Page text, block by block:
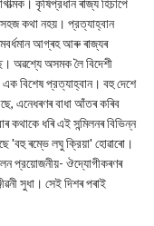
কৃষিপ্রধান ৰাজ্য হিচাপে
কথা নহয়। প্রত্যাহ্বান
আগ্ৰহ আৰু ৰাজ্যৰ
অৱশ্যে অসমক লৈ বিদেশী
বিশেষ প্রত্যাহ্বান। বহু দেশে
এনেধৰণৰ বাধা আঁতৰ কৰিব
কথাকে ধৰি এই সন্মিলনৰ বিভিন্ন
'বহু ৰম্ভে লঘু ক্রিয়া' হোৱাৰো।
প্রয়োজনীয়- ঔদ্যোগীকৰণৰ
সুধা। সেই দিশৰ পৰাই